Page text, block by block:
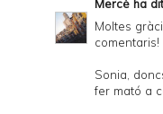
Mercè ha
Moltes
comentaris!
Sonia,
fer mató a